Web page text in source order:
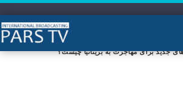
جدید برای مهاجرت به بریتانیا چیست؟